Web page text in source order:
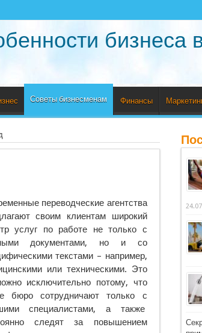
бизнеса
Советы бизнесменам Финансы
переводческие агентства
своим клиентам широкий
услуг по работе не только с
документами, но и со
текстами – например,
или техническими. Это
исключительно потому, что
бюро сотрудничают только с
специалистами, а также
следят за повышением